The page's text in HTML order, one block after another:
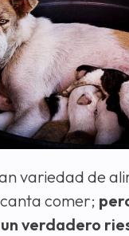
variedad de
comer;
verdadero